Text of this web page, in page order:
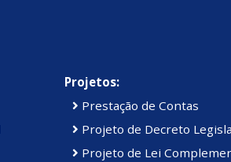
Projetos:
Prestação de Contas
Projeto de Decreto
Projeto de Lei